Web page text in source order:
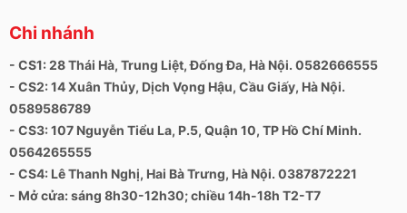
Chi nhánh
- CS1: 28 Thái Hà, Trung Liệt, Đống Đa, Hà Nội. 0582666555
- CS2: 14 Xuân Thủy, Dịch Vọng Hậu, Cầu Giấy, Hà Nội.
0589586789
- CS3: 107 Nguyễn Tiểu La, P.5, Quận 10, TP Hồ Chí Minh.
0564265555
- CS4: Lê Thanh Nghị, Hai Bà Trưng, Hà Nội. 0387872221
- Mở cửa: sáng 8h30-12h30; chiều 14h-18h T2-T7